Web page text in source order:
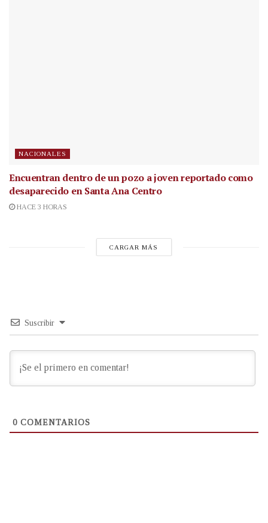
NACIONALES
Encuentran dentro de un pozo a joven reportado como
desaparecido en Santa Ana Centro
HACE 3 HORAS
CARGAR MÁS
Suscribir
0 COMENTARIOS